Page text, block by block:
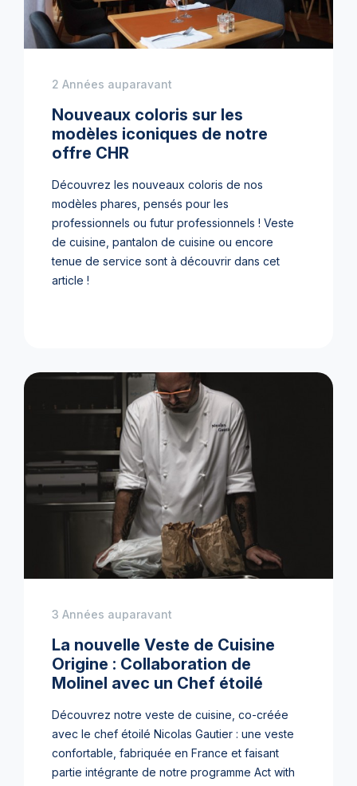
Nouveaux coloris sur les
modèles iconiques de notre
offre CHR
2 Années auparavant
Découvrez les nouveaux coloris de nos
modèles phares, pensés pour les
professionnels ou futur professionnels ! Veste
de cuisine, pantalon de cuisine ou encore
tenue de service sont à découvrir dans cet
article !
La nouvelle Veste de Cuisine
Origine : Collaboration de
Molinel avec un Chef étoilé
3 Années auparavant
Découvrez notre veste de cuisine, co-créée
avec le chef étoilé Nicolas Gautier : une veste
confortable, fabriquée en France et faisant
partie intégrante de notre programme Act with